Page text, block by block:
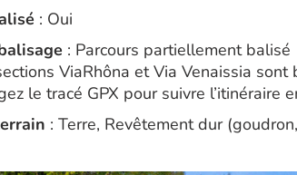
: Oui
: Parcours partiellement balisé
ViaRhôna et Via Venaissia sont
le tracé GPX pour suivre l’itinéraire
: Terre, Revêtement dur